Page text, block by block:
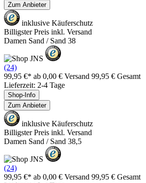
Zum Anbieter
inklusive Käuferschutz
Billigster Preis inkl. Versand
Damen Sand / Sand 38
(24)
99,95 €* ab 0,00 € Versand 99,95 € Gesamt
Lieferzeit: 2-4 Tage
Shop-Info
Zum Anbieter
inklusive Käuferschutz
Billigster Preis inkl. Versand
Damen Sand / Sand 38,5
(24)
99,95 €* ab 0,00 € Versand 99,95 € Gesamt